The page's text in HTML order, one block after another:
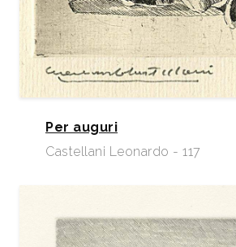
Per auguri
Castellani Leonardo - 117